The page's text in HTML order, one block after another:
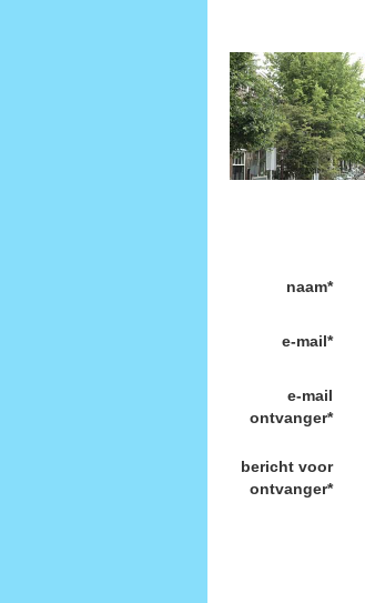
naam*
e-mail*
e-mail
ontvanger*
bericht voor
ontvanger*